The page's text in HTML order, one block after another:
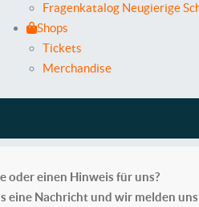
Fragenkatalog Neugierige
Shops
Tickets
Merchandise
oder einen Hinweis für uns?
eine Nachricht und wir melden